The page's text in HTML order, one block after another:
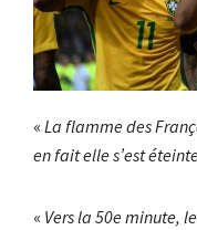
« La flamme des
en fait elle s’est
« Vers la 50e minute,